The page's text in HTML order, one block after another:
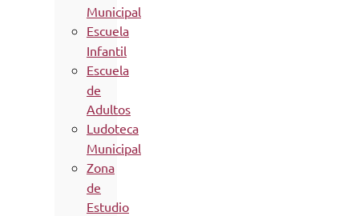
Municipal
Escuela
Infantil
Escuela
de
Adultos
Ludoteca
Municipal
Zona
de
Estudio